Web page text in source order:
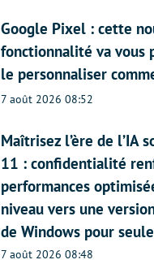
Google Pixel : cette
fonctionnalité va vous
le personnaliser
7 août 2026 08:52
Maîtrisez l’ère de l’IA
11 : confidentialité
performances
niveau vers une
de Windows pour
7 août 2026 08:48